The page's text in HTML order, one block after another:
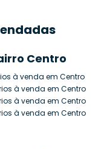
Centro
à venda em Centro
à venda em Centro
à venda em Centro
à venda em Centro